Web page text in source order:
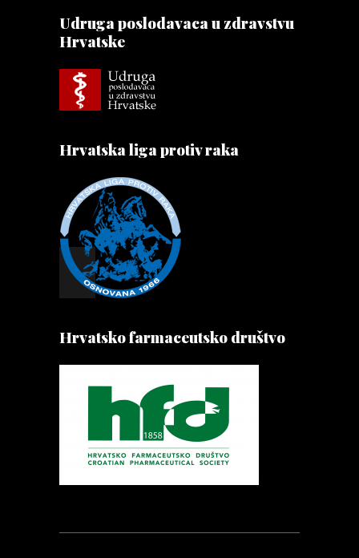
Udruga poslodavaca u zdravstvu
Hrvatske
Hrvatska liga protiv raka
Hrvatsko farmaceutsko društvo